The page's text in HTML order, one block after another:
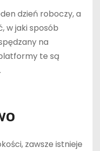
dzień roboczy, a
w jaki sposób
na
te są
zawsze istnieje